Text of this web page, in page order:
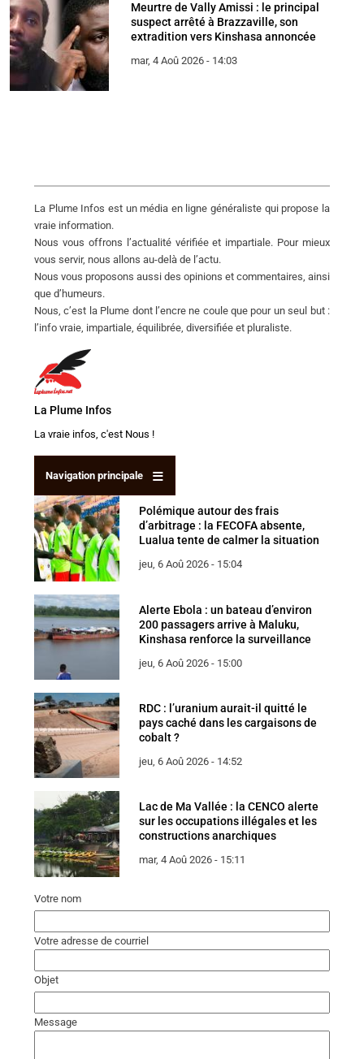
Meurtre de Vally Amissi : le principal
suspect arrêté à Brazzaville, son
extradition vers Kinshasa annoncée
mar, 4 Aoû 2026 - 14:03
La Plume Infos est un média en ligne généraliste qui propose la
vraie information.
Nous vous offrons l’actualité vérifiée et impartiale. Pour mieux
vous servir, nous allons au-delà de l’actu.
Nous vous proposons aussi des opinions et commentaires, ainsi
que d’humeurs.
Nous, c’est la Plume dont l’encre ne coule que pour un seul but :
l’info vraie, impartiale, équilibrée, diversifiée et pluraliste.
La Plume Infos
La vraie infos, c'est Nous !
Navigation principale
Polémique autour des frais
d’arbitrage : la FECOFA absente,
Lualua tente de calmer la situation
jeu, 6 Aoû 2026 - 15:04
Alerte Ebola : un bateau d’environ
200 passagers arrive à Maluku,
Kinshasa renforce la surveillance
jeu, 6 Aoû 2026 - 15:00
RDC : l’uranium aurait-il quitté le
pays caché dans les cargaisons de
cobalt ?
jeu, 6 Aoû 2026 - 14:52
Lac de Ma Vallée : la CENCO alerte
sur les occupations illégales et les
constructions anarchiques
mar, 4 Aoû 2026 - 15:11
Votre nom
Votre adresse de courriel
Objet
Message